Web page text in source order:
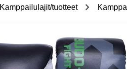
Kamppailulajit/tuotteet chevron_right